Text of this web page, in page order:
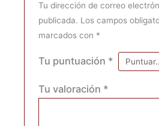
Tu dirección de correo
publicada. Los campos
marcados con *
Tu puntuación *
Tu valoración *